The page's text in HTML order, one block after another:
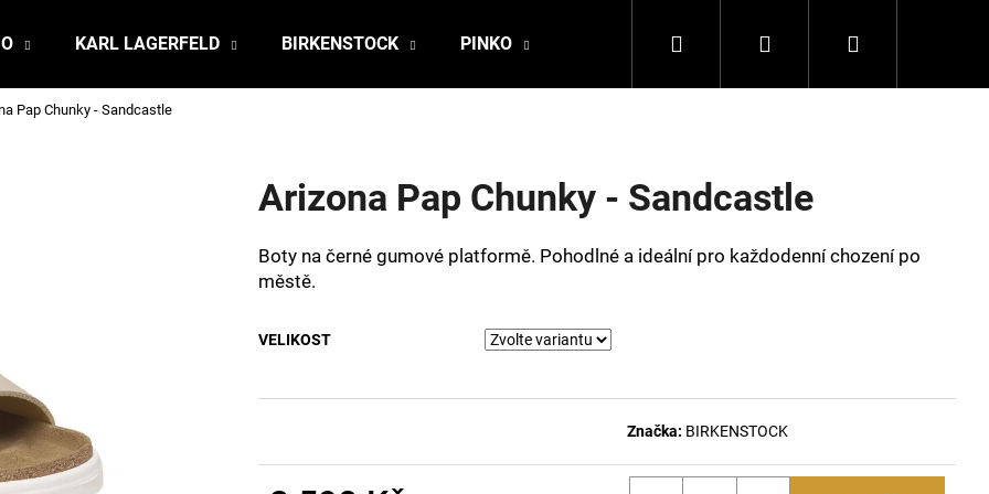
KARL LAGERFELD BIRKENSTOCK PINKO DALE OF NORWAY LA MARTINA
Hledat PřihlášeníNákupní
Pap Chunky - Sandcastle
Arizona Pap Chunky - Sandcastle
Boty na černé gumové platformě. Pohodlné a ideální pro každodenní chození po
městě.
VELIKOST
Značka: BIRKENSTOCK
Co potřebujete najít?
HLEDAT
Následující